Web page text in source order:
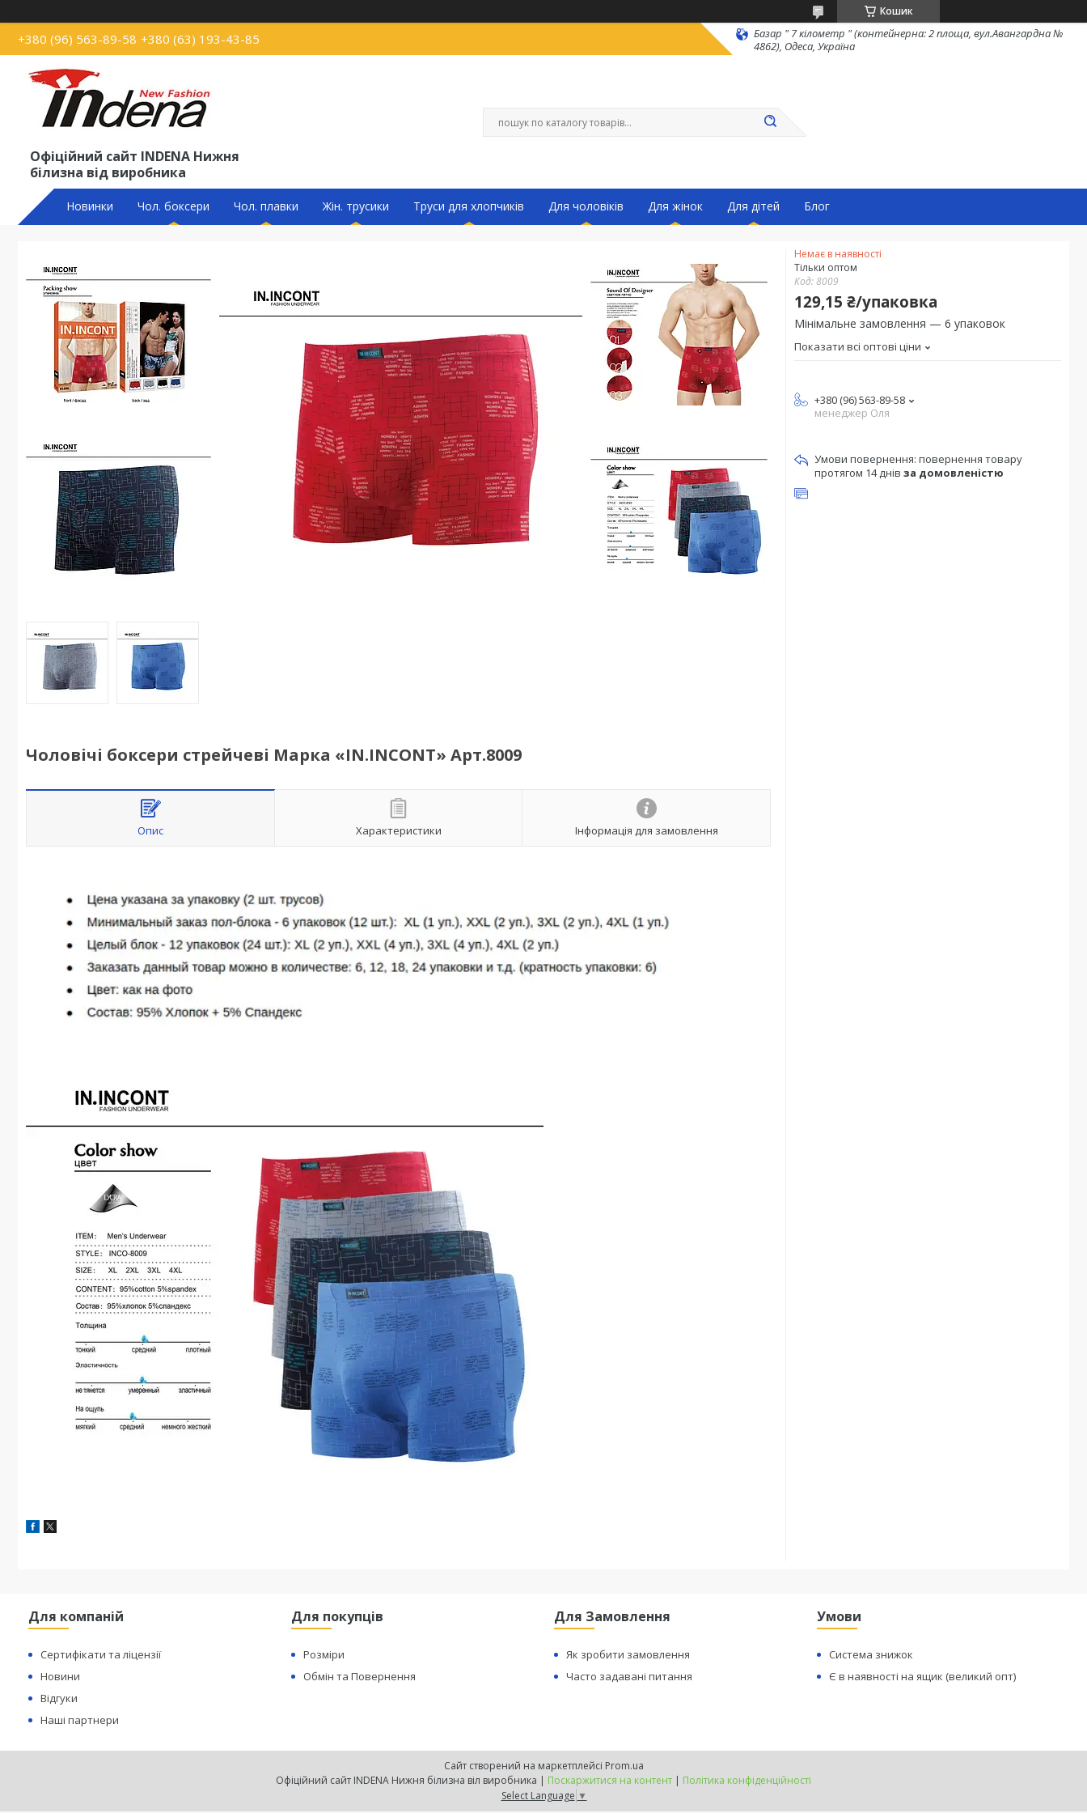
Кошик
+380 (96) 563-89-58 +380 (63) 193-43-85
Базар " 7 кілометр " (контейнерна: 2 площа, вул.Авангардна №
4862), Одеса, Україна
Офіційний сайт INDENA Нижня
білизна від виробника
Новинки Чол. боксери Чол. плавки Жін. трусики Труси для хлопчиків Для чоловіків Для жінок Для дітей Блог
Чоловічі боксери стрейчеві Марка «IN.INCONT» Арт.8009
Опис Характеристики Інформація для замовлення
Немає в наявності
Тільки оптом
Код:8009
129,15 ₴/упаковка
Мінімальне замовлення — 6 упаковок
Показати всі оптові ціни
+380 (96) 563-89-58
менеджер Оля
повернення товару
протягом 14 днів за домовленістю
Для компаній
Сертифікати та ліцензії
Новини
Відгуки
Наші партнери
Для покупців
Розміри
Обмін та Повернення
Для Замовлення
Як зробити замовлення
Часто задавані питання
Умови
Система знижок
Є в наявності на ящик (великий опт)
Сайт створений на маркетплейсі Prom.ua
Офіційний сайт INDENA Нижня білизна віл виробника | Поскаржитися на контент | Політика конфіденційності
Select Language ▼